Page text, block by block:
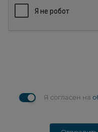
Я согласен на